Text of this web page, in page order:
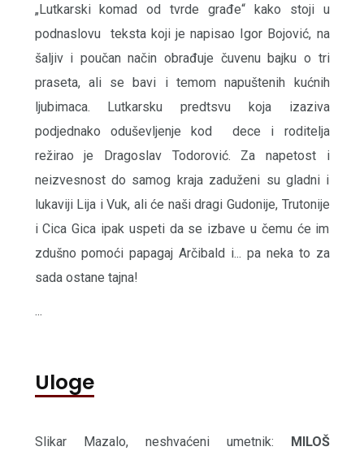
„Lutkarski komad od tvrde građe“ kako stoji u
podnaslovu teksta koji je napisao Igor Bojović, na
šaljiv i poučan način obrađuje čuvenu bajku o tri
praseta, ali se bavi i temom napuštenih kućnih
ljubimaca. Lutkarsku predtsvu koja izaziva
podjednako oduševljenje kod dece i roditelja
režirao je Dragoslav Todorović. Za napetost i
neizvesnost do samog kraja zaduženi su gladni i
lukaviji Lija i Vuk, ali će naši dragi Gudonije, Trutonije
i Cica Gica ipak uspeti da se izbave u čemu će im
zdušno pomoći papagaj Arčibald i... pa neka to za
sada ostane tajna!
...
Uloge
Slikar Mazalo, neshvaćeni umetnik:
MILOŠ